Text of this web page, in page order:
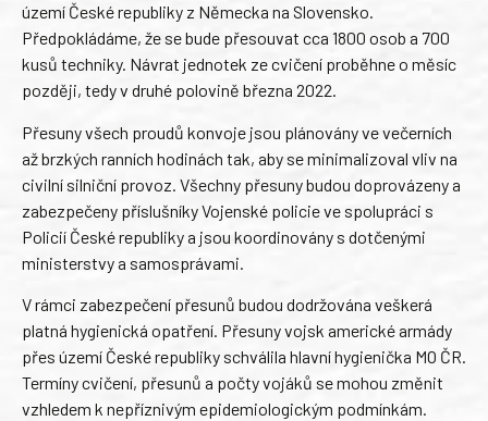
území České republiky z Německa na Slovensko.
Předpokládáme, že se bude přesouvat cca 1800 osob a 700
kusů techniky. Návrat jednotek ze cvičení proběhne o měsíc
později, tedy v druhé polovině března 2022.
Přesuny všech proudů konvoje jsou plánovány ve večerních
až brzkých ranních hodinách tak, aby se minimalizoval vliv na
civilní silniční provoz. Všechny přesuny budou doprovázeny a
zabezpečeny příslušníky Vojenské policie ve spolupráci s
Policií České republiky a jsou koordinovány s dotčenými
ministerstvy a samosprávami.
V rámci zabezpečení přesunů budou dodržována veškerá
platná hygienická opatření. Přesuny vojsk americké armády
přes území České republiky schválila hlavní hygienička MO ČR.
Termíny cvičení, přesunů a počty vojáků se mohou změnit
vzhledem k nepříznivým epidemiologickým podmínkám.